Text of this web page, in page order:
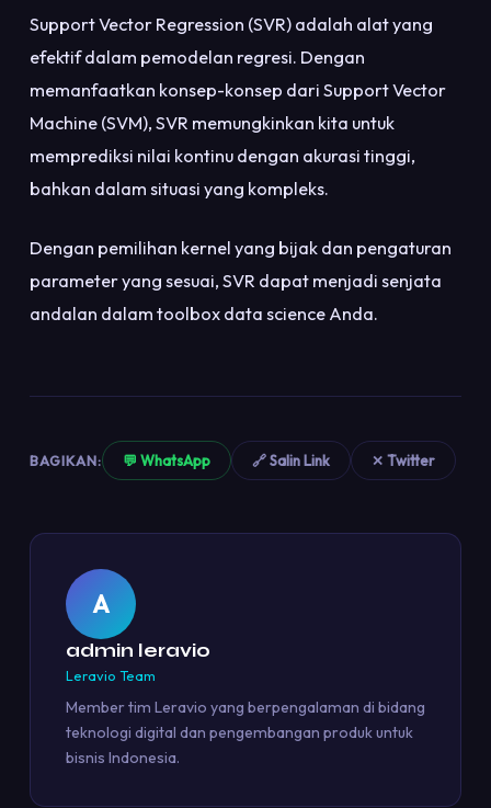
Support Vector Regression (SVR) adalah alat yang
efektif dalam pemodelan regresi. Dengan
memanfaatkan konsep-konsep dari Support Vector
Machine (SVM), SVR memungkinkan kita untuk
memprediksi nilai kontinu dengan akurasi tinggi,
bahkan dalam situasi yang kompleks.
Dengan pemilihan kernel yang bijak dan pengaturan
parameter yang sesuai, SVR dapat menjadi senjata
andalan dalam toolbox data science Anda.
BAGIKAN: 💬 WhatsApp 🔗 Salin Link ✕ Twitter
A
admin leravio
Leravio Team
Member tim Leravio yang berpengalaman di bidang
teknologi digital dan pengembangan produk untuk
bisnis Indonesia.